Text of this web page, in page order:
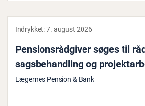
Indrykket:7. august 2026
Pen­sions­rå­d­gi­ver søges til
sags­be­hand­ling og
Lægernes Pension & Bank